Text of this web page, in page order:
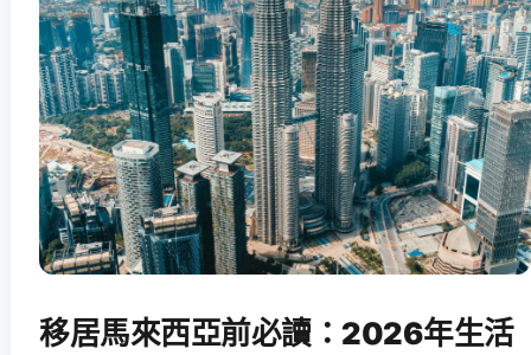
移居馬來西亞前必讀：2026年生活